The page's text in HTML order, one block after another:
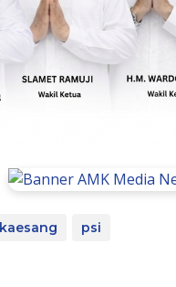
kaesang psi